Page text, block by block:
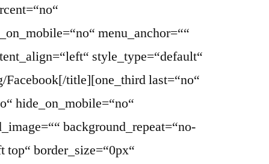
menu_anchor=““
style_type=“default“
Facebook[/title][one_third last=“no“
hide_on_mobile=“no“
background_repeat=“no-
top“ border_size=“0px“